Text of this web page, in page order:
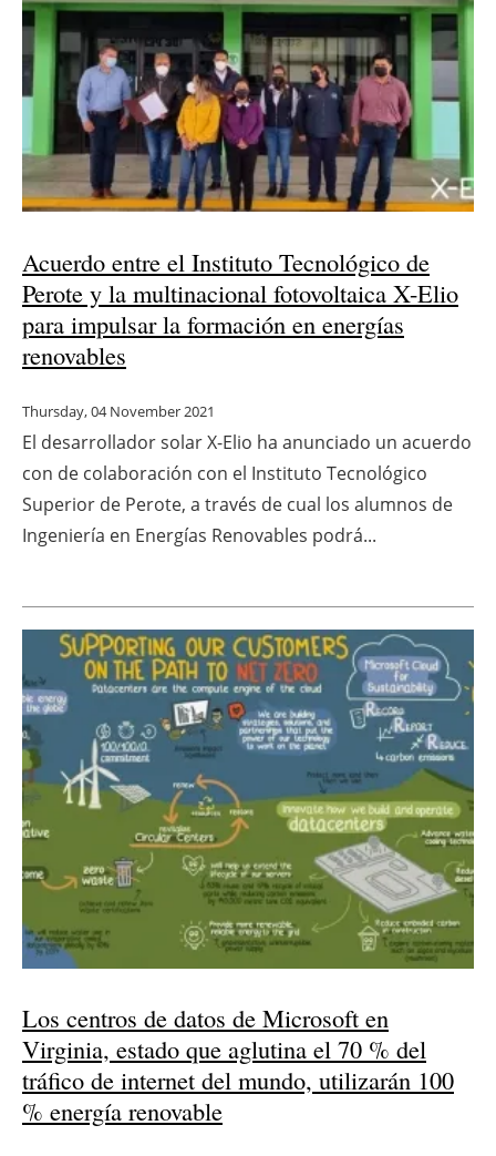
Acuerdo entre el Instituto Tecnológico de
Perote y la multinacional fotovoltaica X-Elio
para impulsar la formación en energías
renovables
Thursday, 04 November 2021
El desarrollador solar X-Elio ha anunciado un acuerdo
con de colaboración con el Instituto Tecnológico
Superior de Perote, a través de cual los alumnos de
Ingeniería en Energías Renovables podrá...
Los centros de datos de Microsoft en
Virginia, estado que aglutina el 70 % del
tráfico de internet del mundo, utilizarán 100
% energía renovable